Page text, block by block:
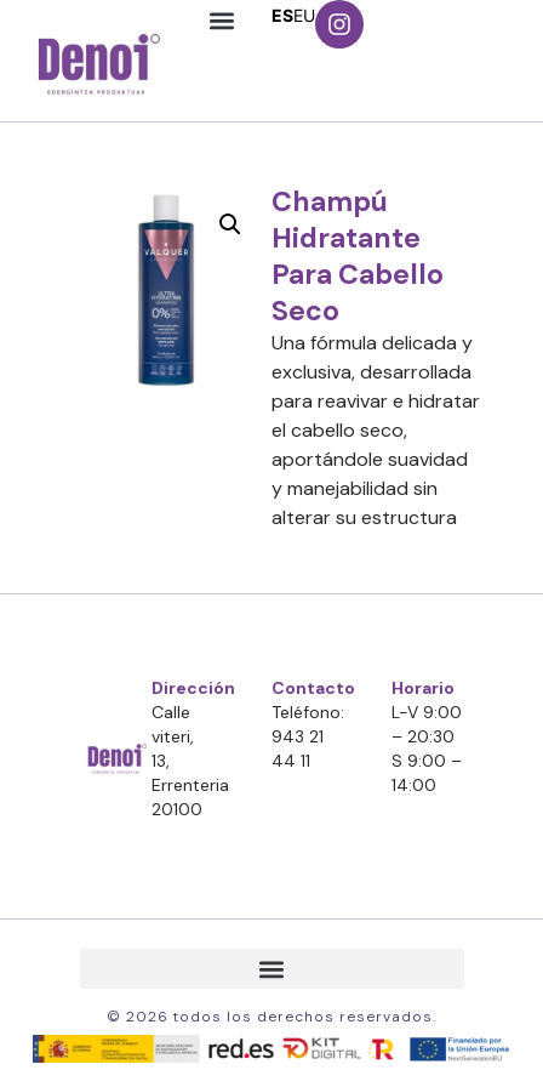
ESEU
Champú
Hidratante
Para Cabello
Seco
Una fórmula delicada y
exclusiva, desarrollada
para reavivar e hidratar
el cabello seco,
aportándole suavidad
y manejabilidad sin
alterar su estructura
Dirección
Calle
viteri,
13,
Errenteria
20100
Contacto
Teléfono:
943 21
44 11
Horario
L-V 9:00
– 20:30
S 9:00 –
14:00
© 2026 todos los derechos reservados.